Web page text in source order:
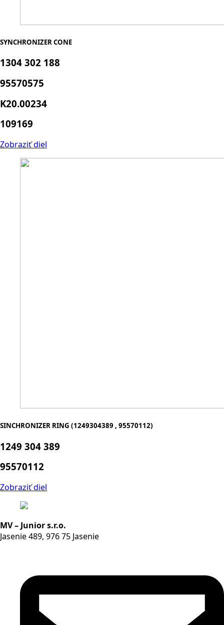
SYNCHRONIZER CONE
1304 302 188
95570575
K20.00234
109169
Zobraziť diel
SINCHRONIZER RING (1249304389 , 95570112)
1249 304 389
95570112
Zobraziť diel
MV – Junior s.r.o.
Jasenie 489, 976 75 Jasenie